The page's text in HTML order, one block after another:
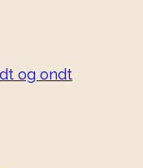
og ondt